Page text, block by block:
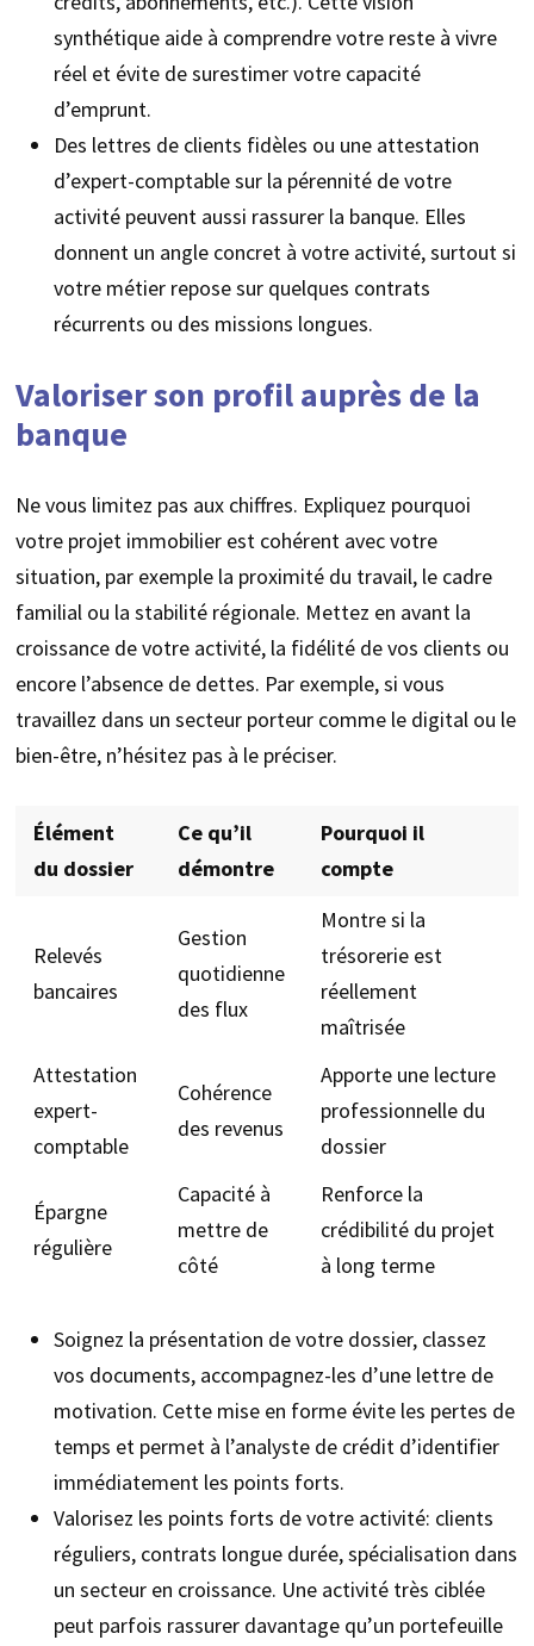
synthétique aide à comprendre votre reste à vivre
réel et évite de surestimer votre capacité
d’emprunt.
Des lettres de clients fidèles ou une attestation
d’expert-comptable sur la pérennité de votre
activité peuvent aussi rassurer la banque. Elles
donnent un angle concret à votre activité, surtout si
votre métier repose sur quelques contrats
récurrents ou des missions longues.
Valoriser son profil auprès de la
banque
Ne vous limitez pas aux chiffres. Expliquez pourquoi
votre projet immobilier est cohérent avec votre
situation, par exemple la proximité du travail, le cadre
familial ou la stabilité régionale. Mettez en avant la
croissance de votre activité, la fidélité de vos clients ou
encore l’absence de dettes. Par exemple, si vous
travaillez dans un secteur porteur comme le digital ou le
bien-être, n’hésitez pas à le préciser.
Élément
du dossier
Ce qu’il
démontre
Pourquoi il
compte
Relevés
bancaires
Gestion
quotidienne
des flux
Montre si la
trésorerie est
réellement
maîtrisée
Attestation
expert-
comptable
Cohérence
des revenus
Apporte une lecture
professionnelle du
dossier
Épargne
régulière
Capacité à
mettre de
côté
Renforce la
crédibilité du projet
à long terme
Soignez la présentation de votre dossier, classez
vos documents, accompagnez-les d’une lettre de
motivation. Cette mise en forme évite les pertes de
temps et permet à l’analyste de crédit d’identifier
immédiatement les points forts.
Valorisez les points forts de votre activité: clients
réguliers, contrats longue durée, spécialisation dans
un secteur en croissance. Une activité très ciblée
peut parfois rassurer davantage qu’un portefeuille